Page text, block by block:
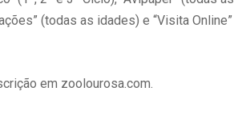
(todas as idades) e “Visita Online”
em zoolourosa.com.